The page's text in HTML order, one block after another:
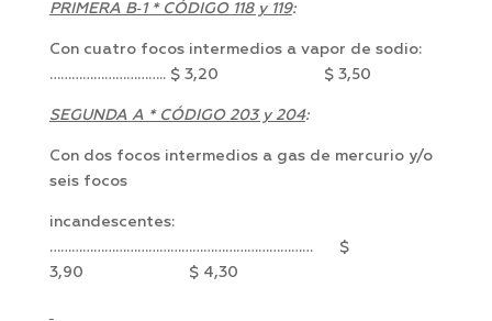
PRIMERA B‑1 * CÓDIGO 118 y 119:
Con cuatro focos intermedios a vapor de sodio:
………………………….. $ 3,20 $ 3,50
SEGUNDA A * CÓDIGO 203 y 204:
Con dos focos intermedios a gas de mercurio y/o
seis focos
incandescentes:
……………………………………………………………… $
3,90 $ 4,30